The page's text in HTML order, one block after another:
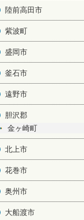
陸前高田市
紫波町
盛岡市
釜石市
遠野市
胆沢郡
金ヶ崎町
北上市
花巻市
奥州市
大船渡市